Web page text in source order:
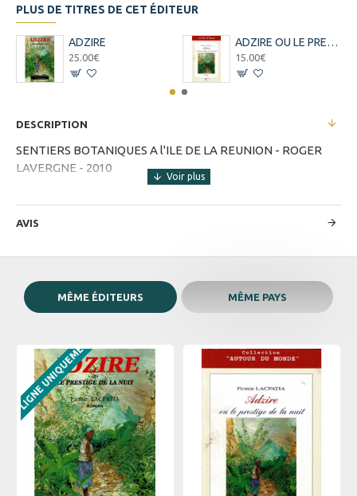
PLUS DE TITRES DE CET ÉDITEUR
ADZIRE
25.00€
ADZIRE OU LE PRESTIGE DE LA NUIT - FIRMIN LACPATIA - VERSION 2003
15.00€
DESCRIPTION
SENTIERS BOTANIQUES A l'ILE DE LA REUNION - ROGER
LAVERGNE - 2010
AVIS
MÊME ÉDITEURS MÊME PAYS
EN LIGNE UNIQUEMENT